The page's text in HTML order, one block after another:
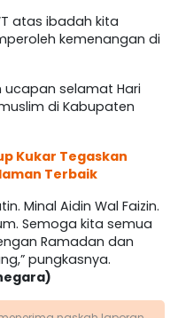
atas ibadah kita
kemenangan di
ucapan selamat Hari
di Kabupaten
Kukar Tegaskan
Terbaik
Minal Aidin Wal Faizin.
Semoga kita semua
Ramadan dan
pungkasnya.